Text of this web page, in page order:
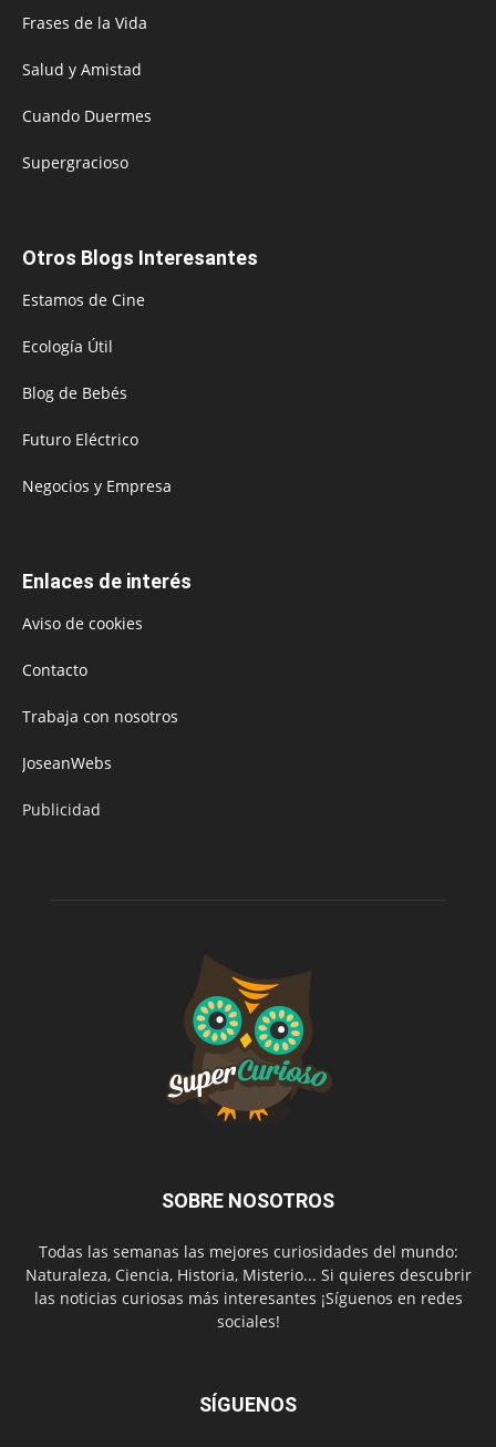
Frases de la Vida
Salud y Amistad
Cuando Duermes
Supergracioso
Otros Blogs Interesantes
Estamos de Cine
Ecología Útil
Blog de Bebés
Futuro Eléctrico
Negocios y Empresa
Enlaces de interés
Aviso de cookies
Contacto
Trabaja con nosotros
JoseanWebs
Publicidad
SOBRE NOSOTROS
Todas las semanas las mejores curiosidades del mundo:
Naturaleza, Ciencia, Historia, Misterio... Si quieres descubrir
las noticias curiosas más interesantes ¡Síguenos en redes
sociales!
SÍGUENOS